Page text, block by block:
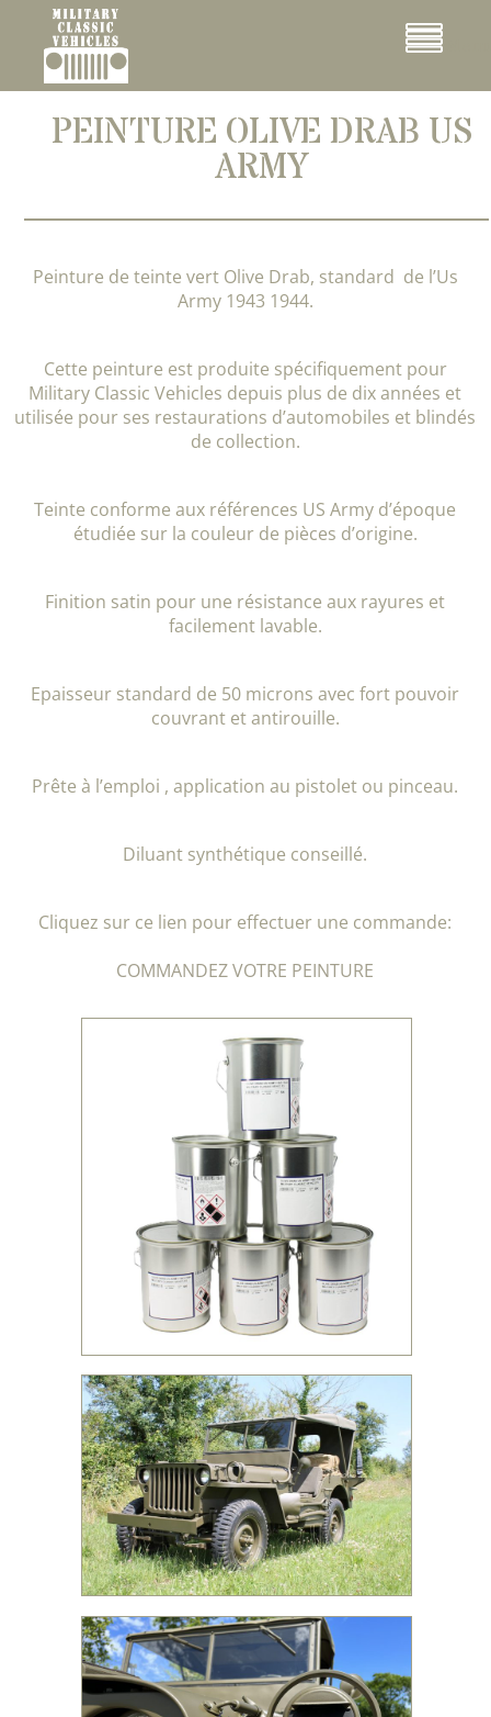
Menu
PEINTURE OLIVE DRAB US
ARMY
Peinture de teinte vert Olive Drab, standard de l’Us
Army 1943 1944.
Cette peinture est produite spécifiquement pour
Military Classic Vehicles depuis plus de dix années et
utilisée pour ses restaurations d’automobiles et blindés
de collection.
Teinte conforme aux références US Army d’époque
étudiée sur la couleur de pièces d’origine.
Finition satin pour une résistance aux rayures et
facilement lavable.
Epaisseur standard de 50 microns avec fort pouvoir
couvrant et antirouille.
Prête à l’emploi , application au pistolet ou pinceau.
Diluant synthétique conseillé.
Cliquez sur ce lien pour effectuer une commande:
COMMANDEZ VOTRE PEINTURE
Cookies management panel